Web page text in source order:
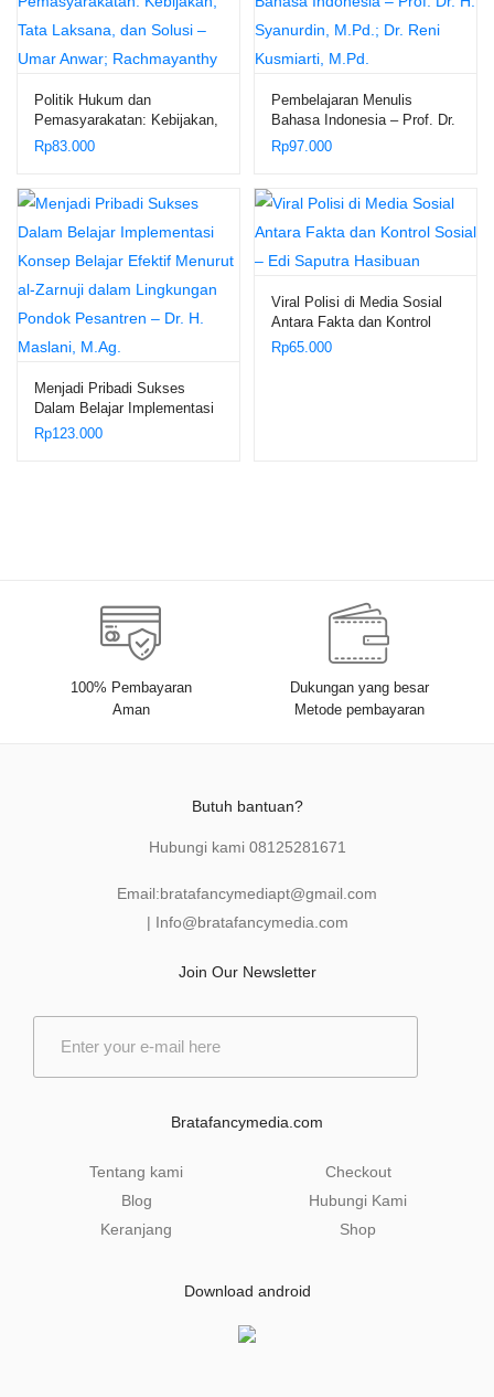
Politik Hukum dan
Pemasyarakatan: Kebijakan,
Tata Laksana, dan Solusi –
Umar Anwar; Rachmayanthy
Rp83.000
Pembelajaran Menulis
Bahasa Indonesia – Prof. Dr.
H. Syanurdin, M.Pd.; Dr.
Reni Kusmiarti, M.Pd.
Rp97.000
Menjadi Pribadi Sukses
Dalam Belajar Implementasi
Konsep Belajar Efektif
Rp123.000
Viral Polisi di Media Sosial
Antara Fakta dan Kontrol
Sosial – Edi Saputra
Rp65.000
100% Pembayaran
Aman
Dukungan yang besar
Metode pembayaran
Butuh bantuan?
Hubungi kami 08125281671
Email:bratafancymediapt@gmail.com
| Info@bratafancymedia.com
Join Our Newsletter
Bratafancymedia.com
Tentang kami
Blog
Keranjang
Checkout
Hubungi Kami
Shop
Download android